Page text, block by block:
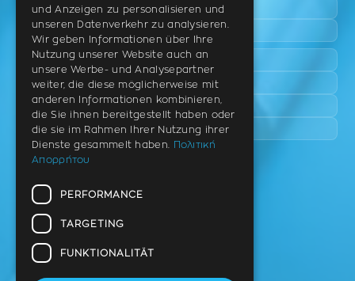
Neo Rysio
Epanomi
Peraia
Kalamaria
Panorama
Charilaou
Praxis
Th. Litsa 10 – Tavaki (Ecke),
Thermi – Thessaloniki
PLZ 57001
und Anzeigen zu personalisieren und
unseren Datenverkehr zu analysieren.
Wir geben Informationen über Ihre
Nutzung unserer Website auch an
unsere Werbe- und Analysepartner
weiter, die diese möglicherweise mit
anderen Informationen kombinieren,
die Sie ihnen bereitgestellt haben oder
die sie im Rahmen Ihrer Nutzung ihrer
Dienste gesammelt haben.
Πολιτική
Απορρήτου
PERFORMANCE
TARGETING
FUNKTIONALITÄT